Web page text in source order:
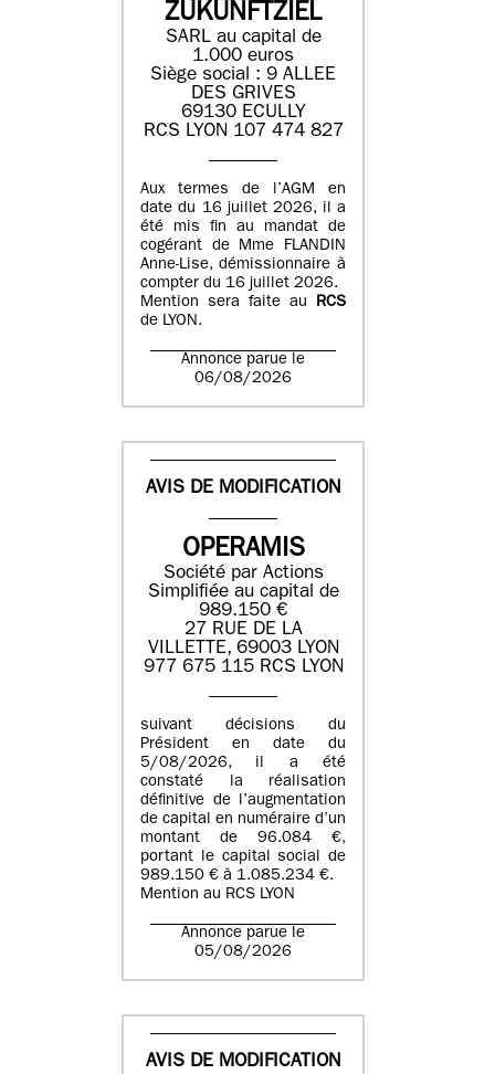
ZUKUNFTZIEL
SARL au capital de
1.000 euros
Siège social : 9 ALLEE
DES GRIVES
69130 ECULLY
RCS LYON 107 474 827
Aux termes de l’AGM en
date du 16 juillet 2026, il a
été mis fin au mandat de
cogérant de Mme FLANDIN
Anne-Lise, démissionnaire à
compter du 16 juillet 2026.
Mention sera faite au RCS
de LYON.
Annonce parue le
06/08/2026
AVIS DE MODIFICATION
OPERAMIS
Société par Actions
Simplifiée au capital de
989.150 €
27 RUE DE LA
VILLETTE, 69003 LYON
977 675 115 RCS LYON
suivant décisions du
Président en date du
5/08/2026, il a été
constaté la réalisation
définitive de l’augmentation
de capital en numéraire d’un
montant de 96.084 €,
portant le capital social de
989.150 € à 1.085.234 €.
Mention au RCS LYON
Annonce parue le
05/08/2026
AVIS DE MODIFICATION